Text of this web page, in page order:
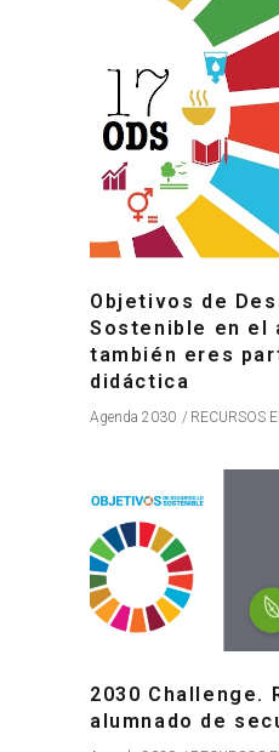
Objetivos de
Sostenible en el
también eres
didáctica
Agenda 2030 RECURSOS
2030 Challenge.
alumnado de